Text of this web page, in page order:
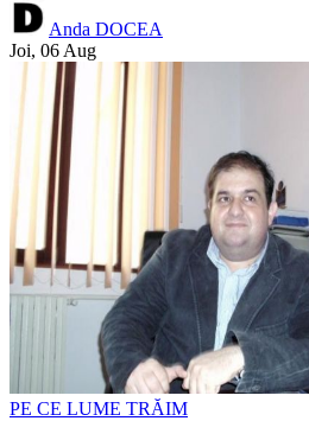
Anda DOCEA
Joi, 06 Aug
PE CE LUME TRĂIM